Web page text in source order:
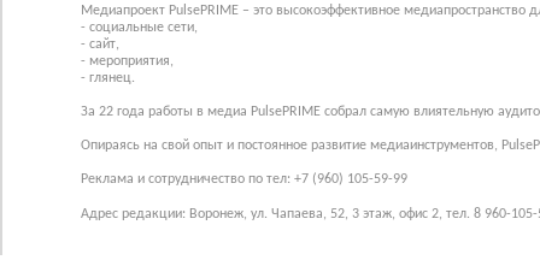
Медиапроект PulsePRIME – это высокоэффективное медиапространство
- социальные сети,
- сайт,
- мероприятия,
- глянец.
За 22 года работы в медиа PulsePRIME собрал самую влиятельную
Опираясь на свой опыт и постоянное развитие медиаинструментов,
Реклама и сотрудничество по тел: +7 (960) 105-59-99
Адрес редакции: Воронеж, ул. Чапаева, 52, 3 этаж, офис 2, тел. 8 960-